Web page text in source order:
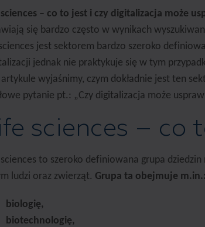
– co to jest i czy digitalizacja może
się bardzo często w wynikach
jest sektorem bardzo szeroko
jednak nie praktykuje się w tym
wyjaśnimy, czym dokładnie jest ten
pytanie pt.: „Czy digitalizacja może
sciences – co
to szeroko definiowana grupa
ludzi oraz zwierząt. Grupa ta obejmuje m.in.:
biologię,
biotechnologię,